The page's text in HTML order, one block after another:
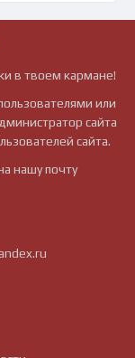
в твоем кармане!
или
сайта
сайта.
нашу почту